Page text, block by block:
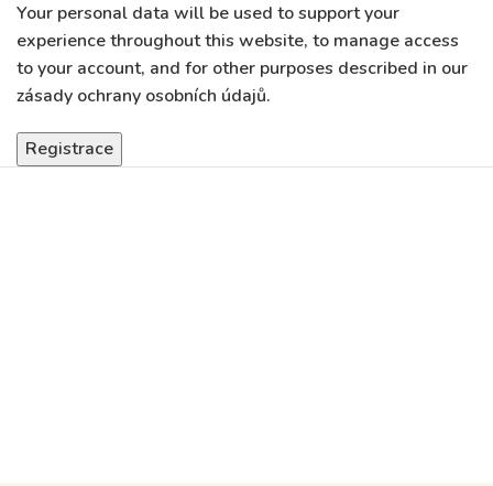
Your personal data will be used to support your
experience throughout this website, to manage access
to your account, and for other purposes described in our
zásady ochrany osobních údajů.
Registrace